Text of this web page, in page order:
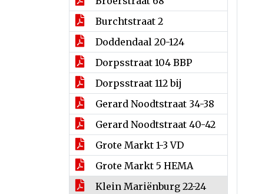
Burchtstraat 2
Doddendaal 20-124
Dorpsstraat 104 BBP
Dorpsstraat 112 bij
Gerard Noodtstraat 34-38
Gerard Noodtstraat 40-42
Grote Markt 1-3 VD
Grote Markt 5 HEMA
Klein Mariënburg 22-24